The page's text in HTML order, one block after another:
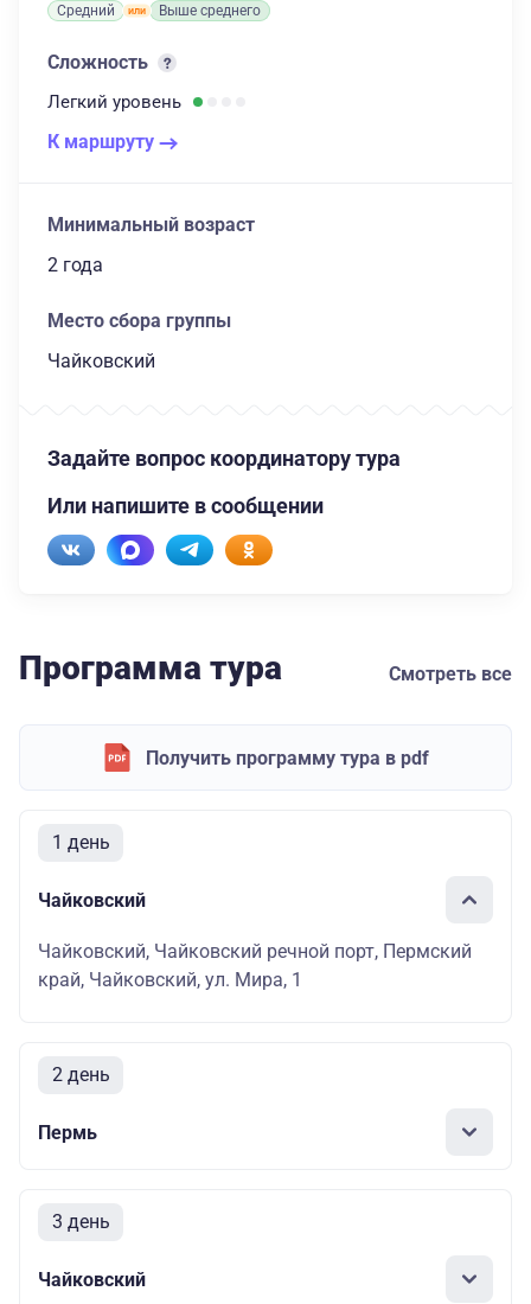
Средний Выше среднего
Сложность
Легкий уровень
К маршруту
Минимальный возраст
2 года
Место сбора группы
Чайковский
Задайте вопрос координатору тура
Или напишите в сообщении
Программа тура Смотреть все
Получить программу тура в pdf
1 день
Чайковский
Чайковский, Чайковский речной порт, Пермский
край, Чайковский, ул. Мира, 1
2 день
Пермь
3 день
Чайковский